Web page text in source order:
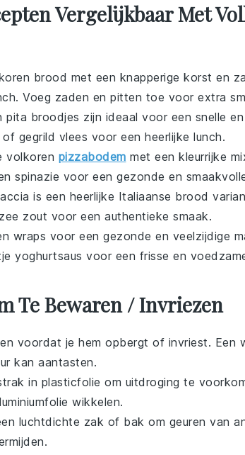
Vergelijkbaar Met
brood met een knapperige korst en
Voeg zaden en pitten toe voor extra
pita broodjes zijn ideaal voor een snelle
of gegrild vlees voor een heerlijke lunch.
volkoren pizzabodem met een kleurrijke
spinazie voor een gezonde en
is een heerlijke Italiaanse brood
zee zout voor een authentieke smaak.
wraps voor een gezonde en veelzijdige
yoghurtsaus voor een frisse en
Te Bewaren / Invriezen
voordat je hem opbergt of invriest. Een
kan aantasten.
in plasticfolie om uitdroging te
wikkelen.
luchtdichte zak of bak om geuren van